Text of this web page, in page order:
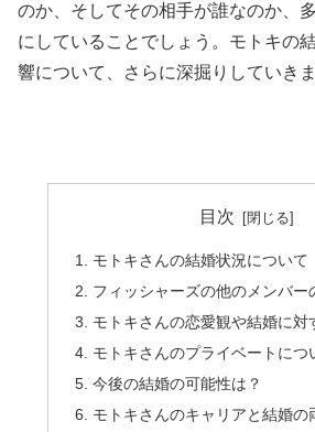
のか、そしてその相手が誰なのか、
にしていることでしょう。モトキの
響について、さらに深掘りしていきま
目次
モトキさんの結婚状況について
フィッシャーズの他のメンバー
モトキさんの恋愛観や結婚に対
モトキさんのプライベートにつ
今後の結婚の可能性は？
モトキさんのキャリアと結婚の